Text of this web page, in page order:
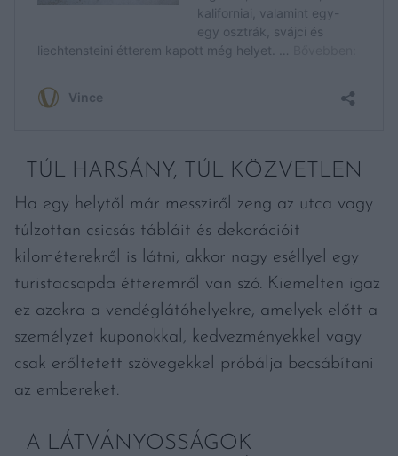
TÚL HARSÁNY, TÚL KÖZVETLEN
Ha egy helytől már messziről zeng az utca vagy
túlzottan csicsás tábláit és dekorációit
kilométerekről is látni, akkor nagy eséllyel egy
turistacsapda étteremről van szó. Kiemelten igaz
ez azokra a vendéglátóhelyekre, amelyek előtt a
személyzet kuponokkal, kedvezményekkel vagy
csak erőltetett szövegekkel próbálja becsábítani
az embereket.
A LÁTVÁNYOSSÁGOK